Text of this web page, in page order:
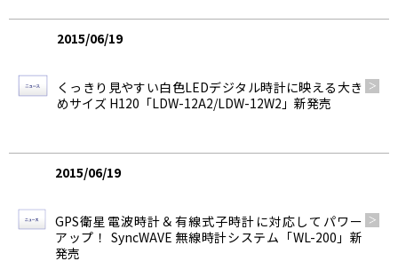
2015/06/19
くっきり見やすい白色LEDデジタル時計に映える大き
めサイズ H120「LDW-12A2/LDW-12W2」新発売
2015/06/19
GPS衛星電波時計＆有線式子時計に対応してパワー
アップ！ SyncWAVE 無線時計システム「WL-200」新
発売